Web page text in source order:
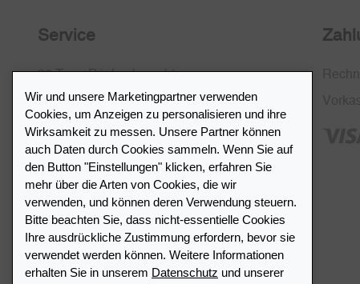
Service
30 Tage Rückgaberecht
Kostenlose Rücksendung in CH
SSL-Verschlüsselung
FAQ
Händlerverzeichnis
Wir und unsere Marketingpartner verwenden
Cookies, um Anzeigen zu personalisieren und ihre
Wirksamkeit zu messen. Unsere Partner können
auch Daten durch Cookies sammeln. Wenn Sie auf
den Button "Einstellungen" klicken, erfahren Sie
mehr über die Arten von Cookies, die wir
verwenden, und können deren Verwendung steuern.
Bitte beachten Sie, dass nicht-essentielle Cookies
Ihre ausdrückliche Zustimmung erfordern, bevor sie
verwendet werden können. Weitere Informationen
erhalten Sie in unserem Datenschutz und unserer